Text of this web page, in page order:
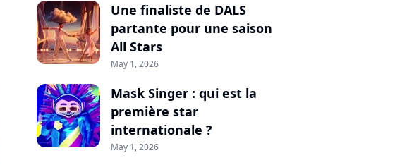
Une finaliste de DALS
partante pour une saison
All Stars
May 1, 2026
Mask Singer : qui est la
première star
internationale ?
May 1, 2026